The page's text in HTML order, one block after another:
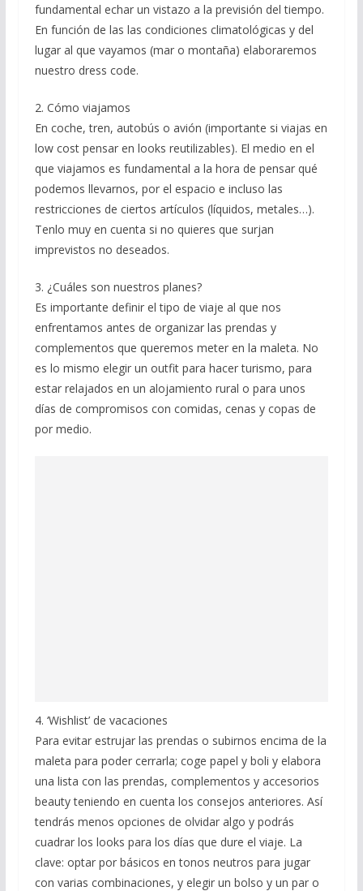
fundamental echar un vistazo a la previsión del tiempo.
En función de las las condiciones climatológicas y del
lugar al que vayamos (mar o montaña) elaboraremos
nuestro dress code.
2. Cómo viajamos
En coche, tren, autobús o avión (importante si viajas en
low cost pensar en looks reutilizables). El medio en el
que viajamos es fundamental a la hora de pensar qué
podemos llevarnos, por el espacio e incluso las
restricciones de ciertos artículos (líquidos, metales…).
Tenlo muy en cuenta si no quieres que surjan
imprevistos no deseados.
3. ¿Cuáles son nuestros planes?
Es importante definir el tipo de viaje al que nos
enfrentamos antes de organizar las prendas y
complementos que queremos meter en la maleta. No
es lo mismo elegir un outfit para hacer turismo, para
estar relajados en un alojamiento rural o para unos
días de compromisos con comidas, cenas y copas de
por medio.
4. ‘Wishlist’ de vacaciones
Para evitar estrujar las prendas o subirnos encima de la
maleta para poder cerrarla; coge papel y boli y elabora
una lista con las prendas, complementos y accesorios
beauty teniendo en cuenta los consejos anteriores. Así
tendrás menos opciones de olvidar algo y podrás
cuadrar los looks para los días que dure el viaje. La
clave: optar por básicos en tonos neutros para jugar
con varias combinaciones, y elegir un bolso y un par o